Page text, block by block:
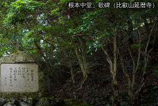
「根本中堂」歌碑（比叡山延暦寺）